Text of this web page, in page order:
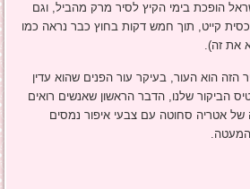
הופכת בימי הקיץ לסיר מרק מהביל, וגם
קייט, תוך חמש דקות בחוץ כבר נראה כמו
את זה).
הזה הוא העור, בעיקר עור הפנים שהוא עדין
הביקור שלנו, הדבר הראשון שאנשים רואים
של אטריה סחוטה עם צבעי איפור נמסים
המעטה.